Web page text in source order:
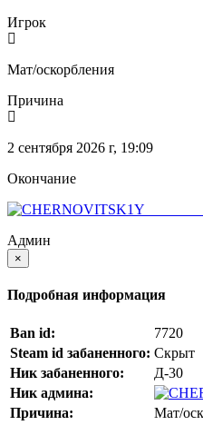
Игрок
Мат/оскорбления
Причина
2 сентября 2026 г, 19:09
Окончание
Админ
×
Подробная информация
Ban id:
7720
Steam id забаненного: Скрыт
Ник забаненного:
Д-30
Ник админа:
Причина: Мат/